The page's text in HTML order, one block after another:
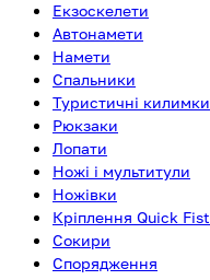
Екзоскелети
Автонамети
Намети
Спальники
Туристичні килимки
Рюкзаки
Лопати
Ножі і мультитули
Ножівки
Кріплення Quick Fist
Сокири
Спорядження